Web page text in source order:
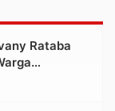
Rataba
Pepasan